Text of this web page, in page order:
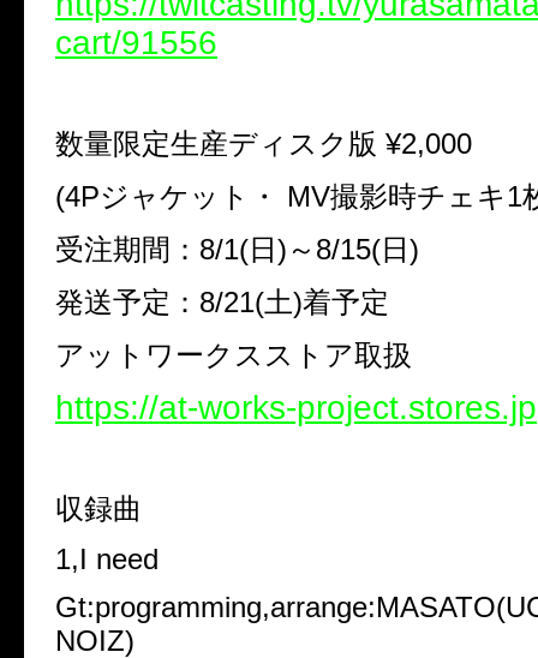
cart/91556
数量限定生産ディスク版 ¥2,000
(4Pジャケット・ MV撮影時チェキ1
受注期間： 8/1(日 ) ～ 8/15(日 )
発送予定： 8/21(土)着予定
アットワークスストア取扱
https://at-works-project.stores.jp
収録曲
1,I need
NOIZ)